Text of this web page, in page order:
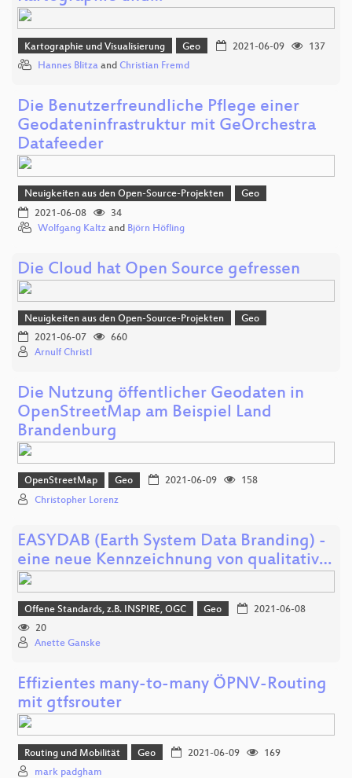
Kartographie und Visualisierung Geo 2021-06-09
137
Hannes Blitza and Christian Fremd
Die Benutzerfreundliche Pflege einer
Geodateninfrastruktur mit GeOrchestra
Datafeeder
Neuigkeiten aus den Open-Source-Projekten
Geo
2021-06-08
34
Wolfgang Kaltz and Björn Höfling
Die Cloud hat Open Source gefressen
Neuigkeiten aus den Open-Source-Projekten
Geo
2021-06-07
660
Arnulf Christl
Die Nutzung öffentlicher Geodaten in
OpenStreetMap am Beispiel Land
Brandenburg
OpenStreetMap Geo 2021-06-09
158
Christopher Lorenz
EASYDAB (Earth System Data Branding) -
eine neue Kennzeichnung von qualitativ…
Offene Standards, z.B. INSPIRE, OGC Geo
2021-06-08
20
Anette Ganske
Effizientes many-to-many ÖPNV-Routing
mit gtfsrouter
Routing und Mobilität Geo 2021-06-09
169
mark padgham